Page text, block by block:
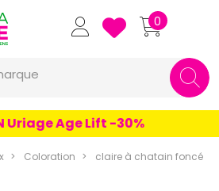
Pharmaforce Grande Pharmacie
0
Uriage Age Lift -30%
Coloration claire à chatain foncé